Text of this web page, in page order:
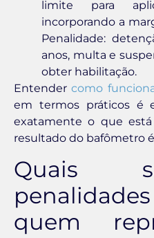
limite para
incorporando a
Penalidade:
anos, multa e
obter habilitação.
Entendercomo
em termos práticos é
exatamente o que
resultado do bafômetro
Quais
quem